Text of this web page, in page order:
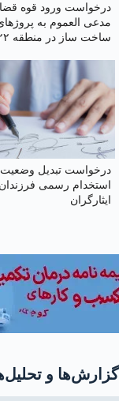
درخواست ورود قوه
مدعی العموم به
ساخت ساز در
درخواست تبدیل وضعیت
استخدام رسمی فرزندان
ایثارگران
گزارش‌ها و